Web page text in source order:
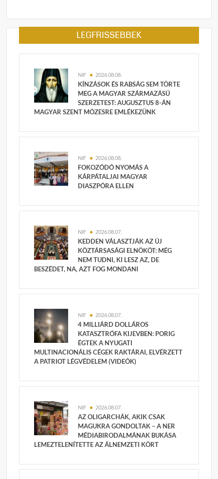
LEGFRISSEBBEK
NIF 2026.08.08.
KÍNZÁSOK ÉS RABSÁG SEM TÖRTE
MEG A MAGYAR SZÁRMAZÁSÚ
SZERZETEST: AUGUSZTUS 8-ÁN
MAGYAR SZENT MÓZESRE EMLÉKEZÜNK
NIF 2026.08.08.
FOKOZÓDÓ NYOMÁS A
KÁRPÁTALJAI MAGYAR
DIASZPÓRA ELLEN
NIF 2026.08.07.
KEDDEN VÁLASZTJÁK AZ ÚJ
KÖZTÁRSASÁGI ELNÖKÖT: MÉG
NEM TUDNI, KI LESZ AZ, DE
BESZÉDET, NA, AZT FOG MONDANI
NIF 2026.08.07.
4 MILLIÁRD DOLLÁROS
KATASZTRÓFA KIJEVBEN: PORIG
ÉGTEK A NYUGATI
MULTINACIONÁLIS CÉGEK RAKTÁRAI, ELVÉRZETT
A PATRIOT LÉGVÉDELEM (VIDEÓK)
NIF 2026.08.07.
AZ OLIGARCHÁK, AKIK CSAK
MAGUKRA GONDOLTAK – A NER
MÉDIABIRODALMÁNAK BUKÁSA
LEMEZTELENÍTETTE AZ ÁLNEMZETI KÖRT